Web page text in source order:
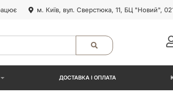
м. Київ, вул. Сверстюка, 11, БЦ "Новий",
ДОСТАВКА І ОПЛАТА